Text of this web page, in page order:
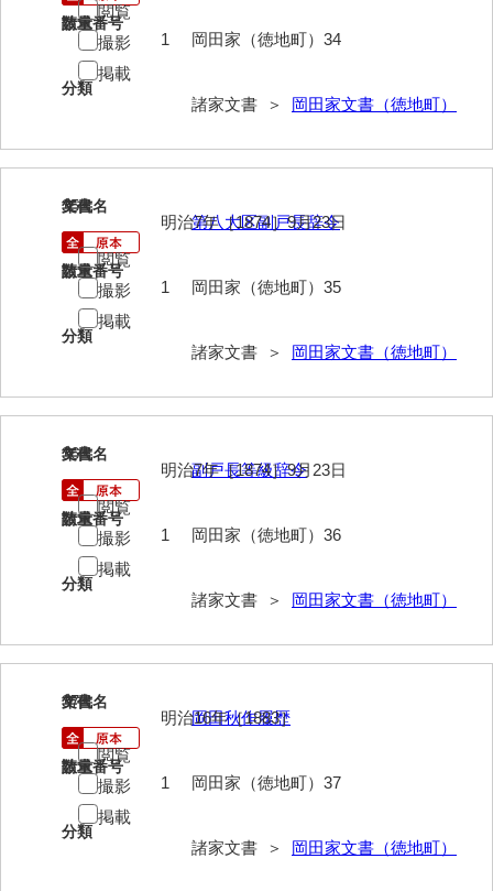
嘉村家文書
亀田家文書
賀屋家文書
河崎家文書（旧神代村）
河田家文書
河野家文書（美祢市）
岸浩文庫
岸村家文書
木津屋家文書
木原家文書
木村家文書
木村家文書（山口市）
木村一人文書
請求番号
岡田家（徳地町）34
分類
諸家文書 ＞ 岡田家文書（徳地町）
数量
1
閲覧
撮影
掲載
35
文書名
第八大区副戸長辞令
請求番号
岡田家（徳地町）35
分類
諸家文書 ＞ 岡田家文書（徳地町）
年代
明治7年［1874］9月23日
数量
1
閲覧
撮影
掲載
36
文書名
副戸長等級辞令
請求番号
岡田家（徳地町）36
分類
諸家文書 ＞ 岡田家文書（徳地町）
年代
明治7年［1874］9月23日
数量
1
閲覧
撮影
掲載
37
文書名
岡田秋作履歴
請求番号
岡田家（徳地町）37
分類
諸家文書 ＞ 岡田家文書（徳地町）
年代
明治16年［1883］
数量
1
閲覧
撮影
掲載